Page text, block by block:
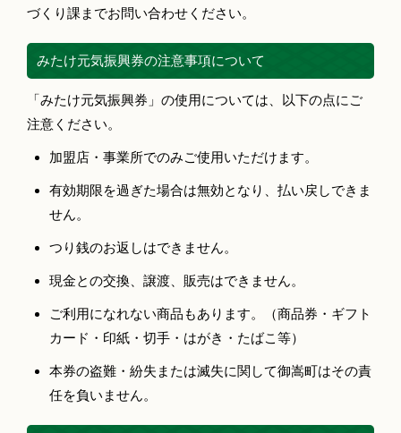
づくり課までお問い合わせください。
みたけ元気振興券の注意事項について
「みたけ元気振興券」の使用については、以下の点にご
注意ください。
加盟店・事業所でのみご使用いただけます。
有効期限を過ぎた場合は無効となり、払い戻しできま
せん。
つり銭のお返しはできません。
現金との交換、譲渡、販売はできません。
ご利用になれない商品もあります。（商品券・ギフト
カード・印紙・切手・はがき・たばこ等）
本券の盗難・紛失または滅失に関して御嵩町はその責
任を負いません。